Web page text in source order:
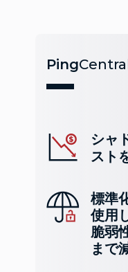
Ping
シャ
スト
標準
使用
脆弱
まで